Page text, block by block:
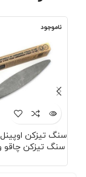
ناموجود
سنگ تیزکن چاقو